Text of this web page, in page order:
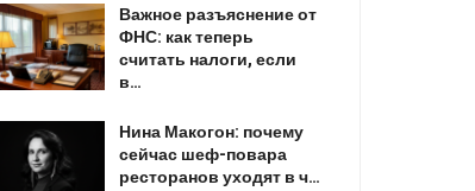
Важное разъяснение от
ФНС: как теперь
считать налоги, если
в…
Нина Макогон: почему
сейчас шеф-повара
ресторанов уходят в ч…